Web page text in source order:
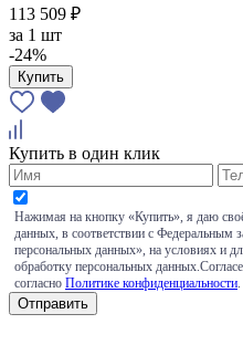
113 509 ₽
за 1 шт
-24%
Купить
Купить в один клик
Нажимая на кнопку «Купить», я даю
данных, в соответствии с
персональных данных», на условиях и
обработку персональных
согласно Политике конфиденциальности